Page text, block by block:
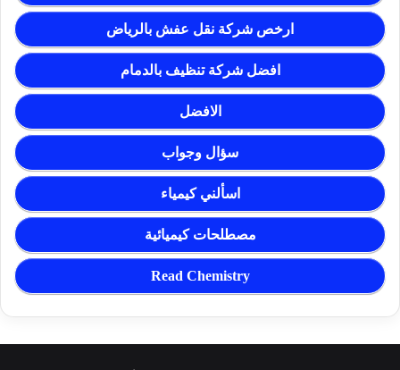
ارخص شركة نقل عفش بالرياض
افضل شركة تنظيف بالدمام
الافضل
سؤال وجواب
اسألني كيمياء
مصطلحات كيميائية
Read Chemistry